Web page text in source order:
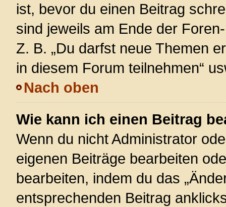
ist, bevor du einen Beitrag
sind jeweils am Ende der
Z. B. „Du darfst neue Themen
in diesem Forum teilnehmen“
Nach oben
Wie kann ich einen Beitrag
Wenn du nicht Administrator
eigenen Beiträge bearbeiten
bearbeiten, indem du das
entsprechenden Beitrag